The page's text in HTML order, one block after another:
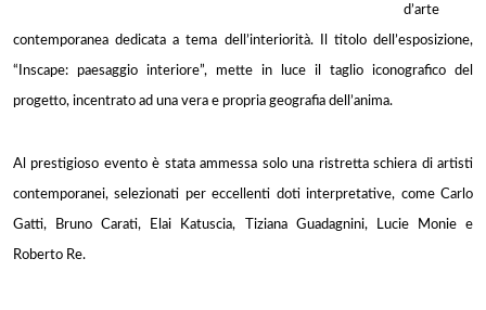
d’arte
contemporanea dedicata a tema dell’interiorità. Il titolo dell’esposizione,
“Inscape: paesaggio interiore”, mette in luce il taglio iconografico del
progetto, incentrato ad una vera e propria geografia dell’anima.
Al prestigioso evento è stata ammessa solo una ristretta schiera di artisti
contemporanei, selezionati per eccellenti doti interpretative, come Carlo
Gatti, Bruno Carati, Elai Katuscia, Tiziana Guadagnini, Lucie Monie e
Roberto Re.